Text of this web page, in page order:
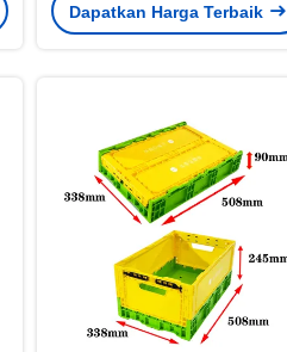
Pindah Kontainer Tugas Berat
Dapatkan Harga Terbaik